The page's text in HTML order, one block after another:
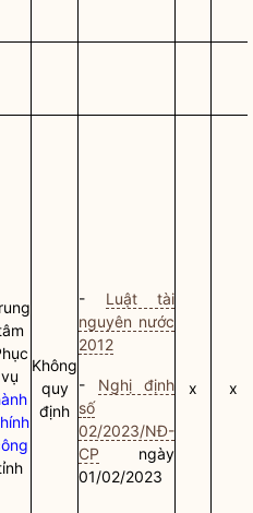
vụ
Không
quy
định
- Luật tài
nguyên nước
2012
- Nghị định
số
02/2023/NĐ-
CP ngày
01/02/2023
x x